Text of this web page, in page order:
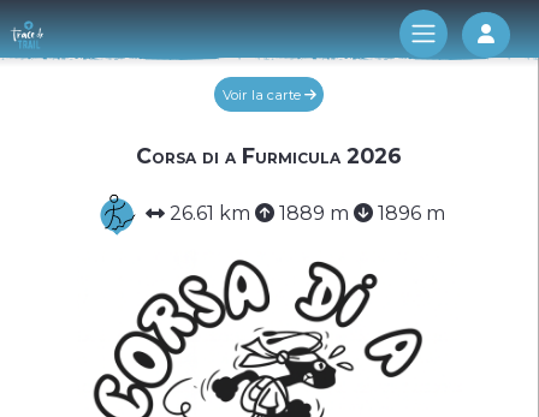
Log
Voir la carte
Corsa di a Furmicula 2026
26.61 km 1889 m 1896 m